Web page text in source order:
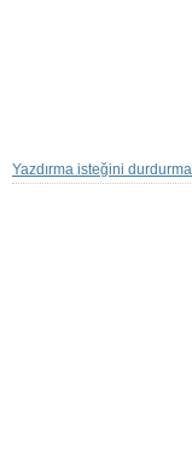
Yazdırma isteğini durdurma